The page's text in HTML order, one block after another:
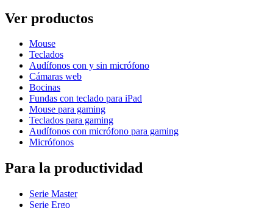
Ver productos
Mouse
Teclados
Audífonos con y sin micrófono
Cámaras web
Bocinas
Fundas con teclado para iPad
Mouse para gaming
Teclados para gaming
Audífonos con micrófono para gaming
Micrófonos
Para la productividad
Serie Master
Serie Ergo